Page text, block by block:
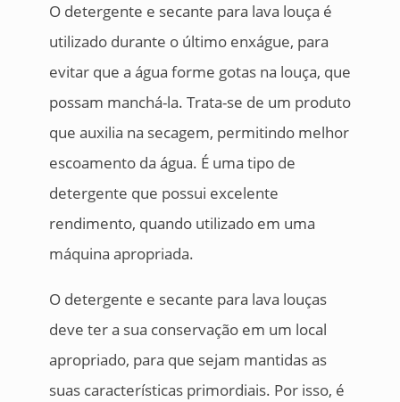
O detergente e secante para lava louça é
utilizado durante o último enxágue, para
evitar que a água forme gotas na louça, que
possam manchá-la. Trata-se de um produto
que auxilia na secagem, permitindo melhor
escoamento da água. É uma tipo de
detergente que possui excelente
rendimento, quando utilizado em uma
máquina apropriada.
O detergente e secante para lava louças
deve ter a sua conservação em um local
apropriado, para que sejam mantidas as
suas características primordiais. Por isso, é